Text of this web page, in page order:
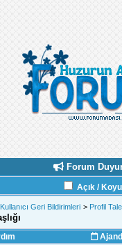
Forum
Açık /
Kullanıcı Geri Bildirimleri > Profil